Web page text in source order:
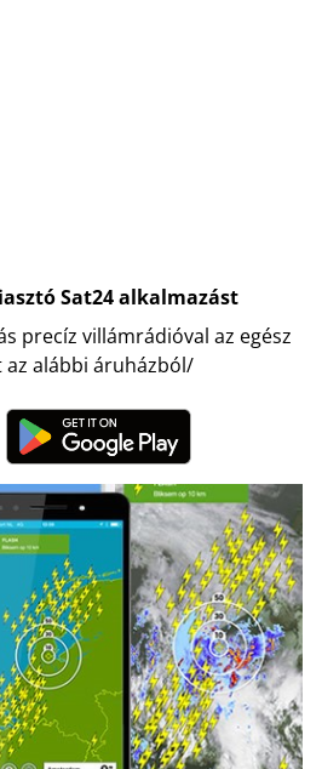
Sat24 alkalmazást
precíz villámrádióval az egész
az alábbi áruházból/